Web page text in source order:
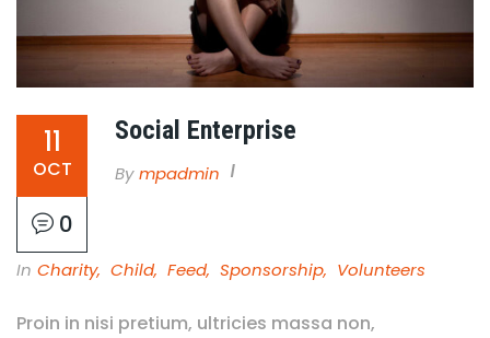
11
OCT
0
Social Enterprise
By Mpadmin
In Charity, Child, Feed, Sponsorship, Volunteers
Proin in nisi pretium, ultricies massa non,